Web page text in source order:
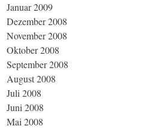
Januar 2009
Dezember 2008
November 2008
Oktober 2008
September 2008
August 2008
Juli 2008
Juni 2008
Mai 2008